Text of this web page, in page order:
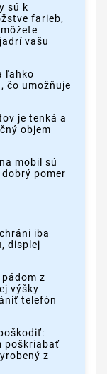
sú k
farieb,
vašu
ľahko
čo umožňuje
je tenká a
objem
mobil sú
pomer
iba
displej
z
výšky
telefón
poškriabať
z